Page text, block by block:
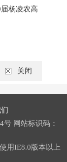
杨凌农高
关闭
号 网站标识码：
用IE8.0版本以上